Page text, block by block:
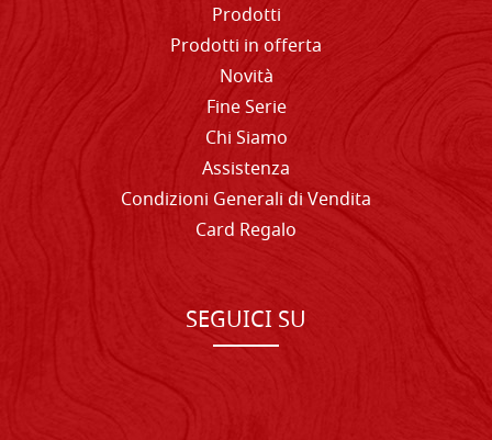
Prodotti
Prodotti in offerta
Novità
Fine Serie
Chi Siamo
Assistenza
Condizioni Generali di Vendita
Card Regalo
SEGUICI SU